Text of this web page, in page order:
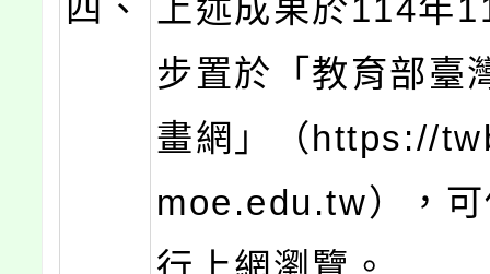
四、
上述成果於114年
步置於「教育部臺
畫網」（https://
moe.edu.tw），